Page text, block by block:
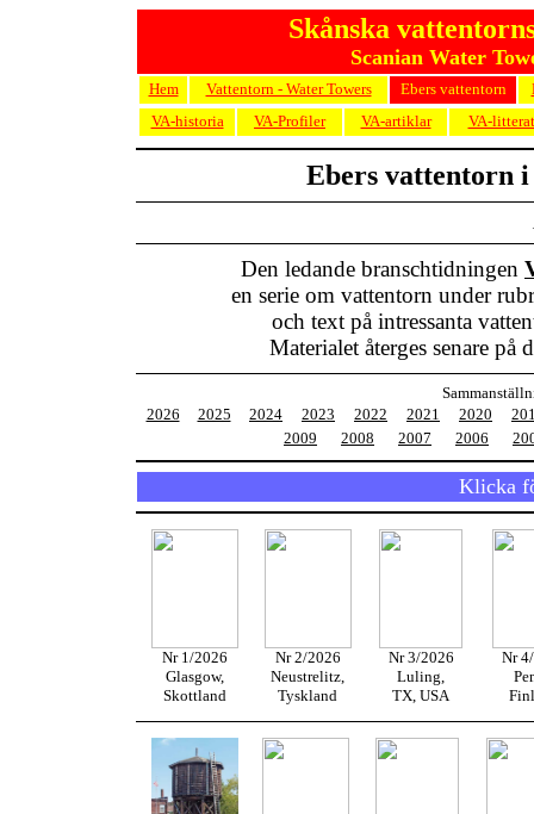
Skånska
Scanian Water
Hem Vattentorn - Water Towers Ebers vattentorn
VA-historia
VA-Profiler VA-artiklar VA-
Ebers vattentorn
Den ledande branschtidningen
en serie om vattentorn under
och text på intressanta
Materialet återges senare på
2026
2025 2024 2023 2022 2021 2020
2009
2008 2007 2006
Klicka
Nr 1/2026
Glasgow,
Skottland
Nr 2/2026
Neustrelitz,
Tyskland
Nr 3/2026
Luling,
TX, USA
Nr